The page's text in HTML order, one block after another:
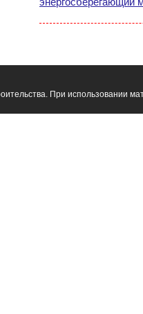
При использовании